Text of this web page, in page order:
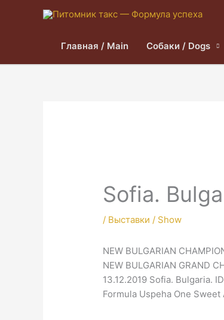
Главная / Main Собаки / Dogs
Sofia.
/ Выставки / Show
NEW BULGARIAN
NEW BULGARIAN GRAND
13.12.2019 Sofia. Bulgaria.
Formula Uspeha One